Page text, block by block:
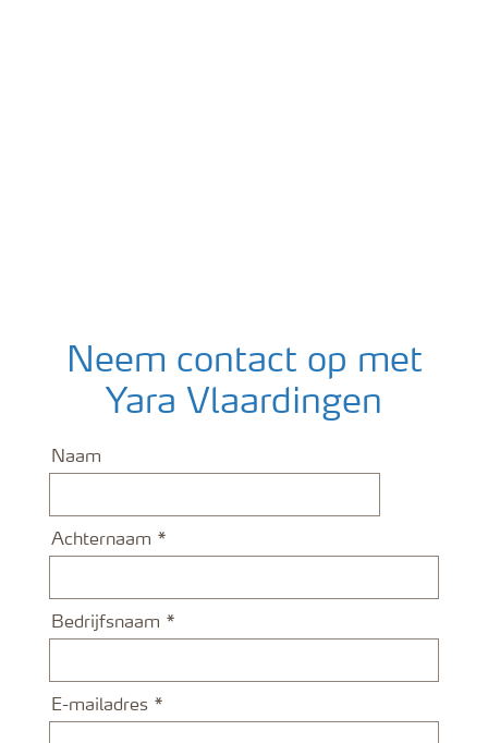
Neem contact op met
Yara Vlaardingen
Naam
Achternaam
Bedrijfsnaam
E-mailadres